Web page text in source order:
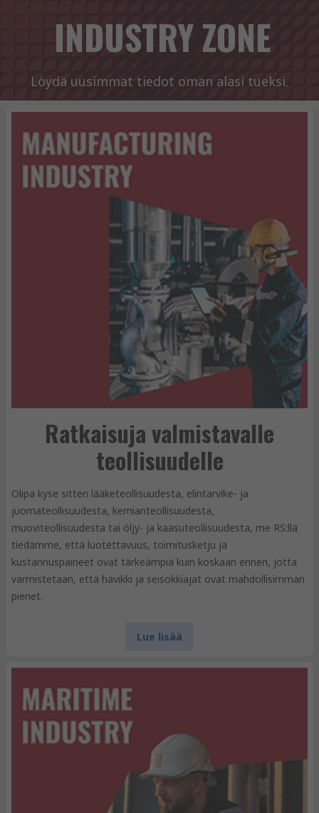
INDUSTRY ZONE
Löydä uusimmat tiedot oman alasi tueksi.
Ratkaisuja valmistavalle
teollisuudelle
Olipa kyse sitten lääketeollisuudesta, elintarvike- ja
juomateollisuudesta, kemianteollisuudesta,
muoviteollisuudesta tai öljy- ja kaasuteollisuudesta, me RS:llä
tiedämme, että luotettavuus, toimitusketju ja
kustannuspaineet ovat tärkeämpiä kuin koskaan ennen, jotta
varmistetaan, että hävikki ja seisokkiajat ovat mahdollisimman
pienet.
Lue lisää